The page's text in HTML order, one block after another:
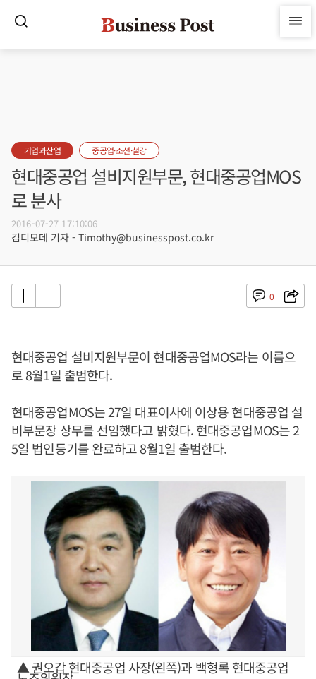
기업과산업 중공업·조선·철강
현대중공업 설비지원부문, 현대중공업MOS
로 분사
2016-07-27 17:10:06
김디모데 기자 - Timothy@businesspost.co.kr
0
현대중공업 설비지원부문이 현대중공업MOS라는 이름으
로 8월1일 출범한다.
현대중공업MOS는 27일 대표이사에 이상용 현대중공업 설
비부문장 상무를 선임했다고 밝혔다. 현대중공업MOS는 2
5일 법인등기를 완료하고 8월1일 출범한다.
▲ 권오갑 현대중공업 사장(왼쪽)과 백형록 현대중공업